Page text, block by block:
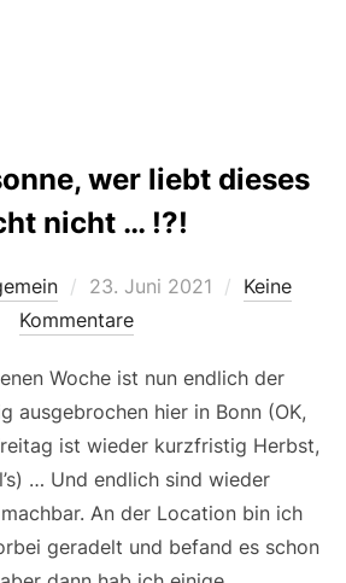
wer liebt dieses
nicht … !?!
Veröffentlicht
am
23. Juni 2021
Keine
Kommentare
Woche ist nun endlich der
ausgebrochen hier in Bonn (OK,
ist wieder kurzfristig Herbst,
… Und endlich sind wieder
An der Location bin ich
geradelt und befand es schon